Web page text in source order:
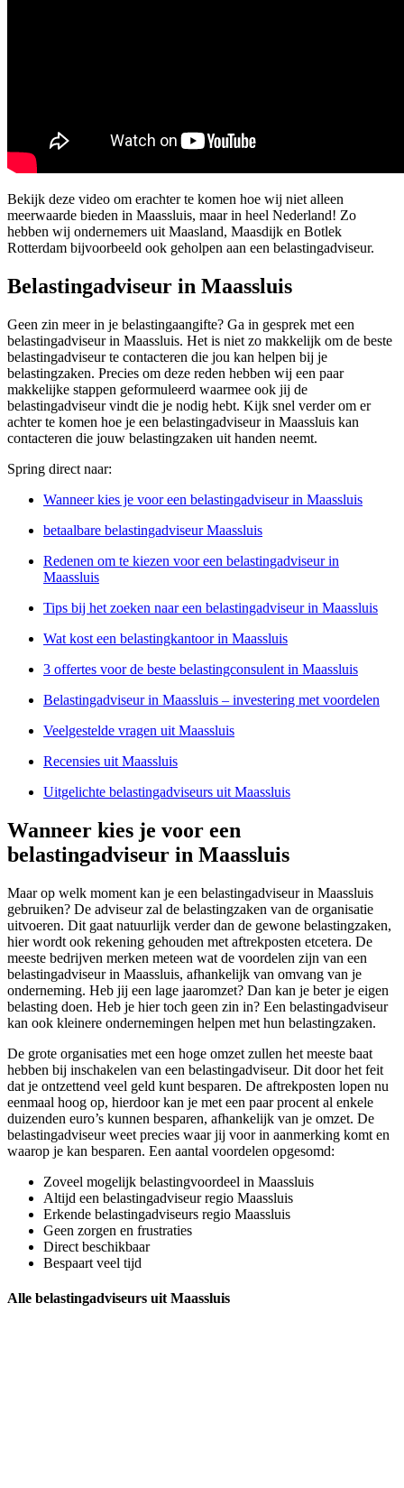
Bekijk deze video om erachter te komen hoe wij niet alleen
meerwaarde bieden in Maassluis, maar in heel Nederland! Zo
hebben wij ondernemers uit Maasland, Maasdijk en Botlek
Rotterdam bijvoorbeeld ook geholpen aan een belastingadviseur.
Belastingadviseur in Maassluis
Geen zin meer in je belastingaangifte? Ga in gesprek met een
belastingadviseur in Maassluis. Het is niet zo makkelijk om de beste
belastingadviseur te contacteren die jou kan helpen bij je
belastingzaken. Precies om deze reden hebben wij een paar
makkelijke stappen geformuleerd waarmee ook jij de
belastingadviseur vindt die je nodig hebt. Kijk snel verder om er
achter te komen hoe je een belastingadviseur in Maassluis kan
contacteren die jouw belastingzaken uit handen neemt.
Spring direct naar:
Wanneer kies je voor een belastingadviseur in Maassluis
betaalbare belastingadviseur Maassluis
Redenen om te kiezen voor een belastingadviseur in
Maassluis
Tips bij het zoeken naar een belastingadviseur in Maassluis
Wat kost een belastingkantoor in Maassluis
3 offertes voor de beste belastingconsulent in Maassluis
Belastingadviseur in Maassluis – investering met voordelen
Veelgestelde vragen uit Maassluis
Recensies uit Maassluis
Uitgelichte belastingadviseurs uit Maassluis
Wanneer kies je voor een
belastingadviseur in Maassluis
Maar op welk moment kan je een belastingadviseur in Maassluis
gebruiken? De adviseur zal de belastingzaken van de organisatie
uitvoeren. Dit gaat natuurlijk verder dan de gewone belastingzaken,
hier wordt ook rekening gehouden met aftrekposten etcetera. De
meeste bedrijven merken meteen wat de voordelen zijn van een
belastingadviseur in Maassluis, afhankelijk van omvang van je
onderneming. Heb jij een lage jaaromzet? Dan kan je beter je eigen
belasting doen. Heb je hier toch geen zin in? Een belastingadviseur
kan ook kleinere ondernemingen helpen met hun belastingzaken.
De grote organisaties met een hoge omzet zullen het meeste baat
hebben bij inschakelen van een belastingadviseur. Dit door het feit
dat je ontzettend veel geld kunt besparen. De aftrekposten lopen nu
eenmaal hoog op, hierdoor kan je met een paar procent al enkele
duizenden euro’s kunnen besparen, afhankelijk van je omzet. De
belastingadviseur weet precies waar jij voor in aanmerking komt en
waarop je kan besparen. Een aantal voordelen opgesomd:
Zoveel mogelijk belastingvoordeel in Maassluis
Altijd een belastingadviseur regio Maassluis
Erkende belastingadviseurs regio Maassluis
Geen zorgen en frustraties
Direct beschikbaar
Bespaart veel tijd
Alle belastingadviseurs uit Maassluis